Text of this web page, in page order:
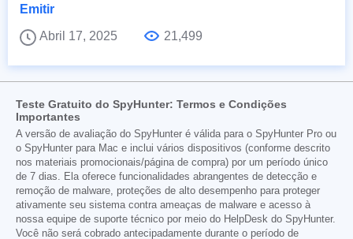
Emitir
Abril 17, 2025
21,499
Teste Gratuito do SpyHunter: Termos e Condições
Importantes
A versão de avaliação do SpyHunter é válida para o SpyHunter Pro ou
o SpyHunter para Mac e inclui vários dispositivos (conforme descrito
nos materiais promocionais/página de compra) por um período único
de 7 dias. Ela oferece funcionalidades abrangentes de detecção e
remoção de malware, proteções de alto desempenho para proteger
ativamente seu sistema contra ameaças de malware e acesso à
nossa equipe de suporte técnico por meio do HelpDesk do SpyHunter.
Você não será cobrado antecipadamente durante o período de